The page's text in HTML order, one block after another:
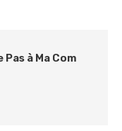
Pas à Ma Com